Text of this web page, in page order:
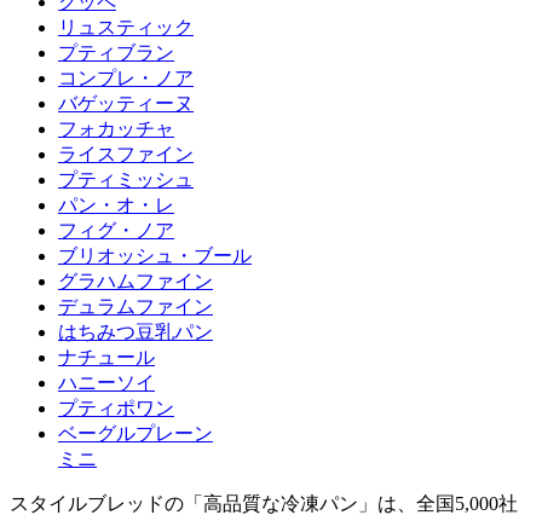
リュスティック
プティブラン
コンプレ・ノア
バゲッティーヌ
フォカッチャ
ライスファイン
プティミッシュ
パン・オ・レ
フィグ・ノア
ブリオッシュ・ブール
グラハムファイン
デュラムファイン
はちみつ豆乳パン
ナチュール
ハニーソイ
プティポワン
ベーグルプレーン
ミニ
スタイルブレッドの「高品質な冷凍パン」は、全国5,000社